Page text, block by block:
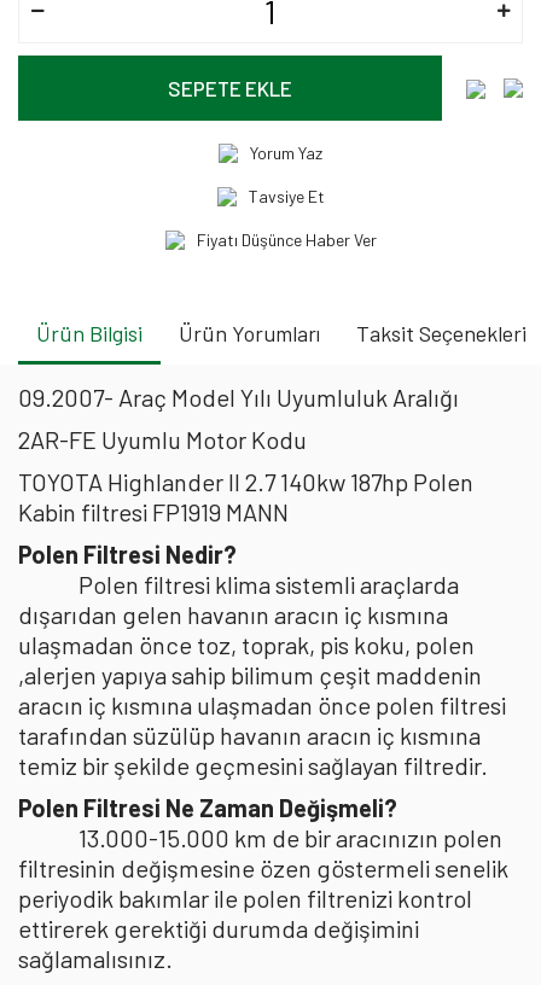
SEPETE EKLE
Yorum Yaz
Tavsiye Et
Fiyatı Düşünce Haber Ver
Ürün Bilgisi Ürün Yorumları Taksit Seçenekleri
09.2007- Araç Model Yılı Uyumluluk Aralığı
2AR-FE Uyumlu Motor Kodu
TOYOTA Highlander II 2.7 140kw 187hp Polen
Kabin filtresi FP1919 MANN
Polen Filtresi Nedir?
Polen filtresi klima sistemli araçlarda
dışarıdan gelen havanın aracın iç kısmına
ulaşmadan önce toz, toprak, pis koku, polen
,alerjen yapıya sahip bilimum çeşit maddenin
aracın iç kısmına ulaşmadan önce polen filtresi
tarafından süzülüp havanın aracın iç kısmına
temiz bir şekilde geçmesini sağlayan filtredir.
Polen Filtresi Ne Zaman Değişmeli?
13.000-15.000 km de bir aracınızın polen
filtresinin değişmesine özen göstermeli senelik
periyodik bakımlar ile polen filtrenizi kontrol
ettirerek gerektiği durumda değişimini
sağlamalısınız.